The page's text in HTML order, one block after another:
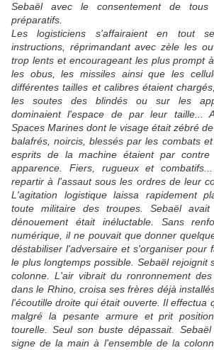
Sebaël avec le consentement de
préparatifs.
Les logisticiens s'affairaient en tout
instructions, réprimandant avec zèle les
trop lents et encourageant les plus prompt
les obus, les missiles ainsi que les
différentes tailles et calibres étaient
les soutes des blindés ou sur les
dominaient l'espace de par leur taille...
Spaces Marines dont le visage était zébré
balafrés, noircis, blessés par les combats
esprits de la machine étaient par
apparence. Fiers, rugueux et
repartir à l'assaut sous les ordres de leur
L'agitation logistique laissa rapidement
toute militaire des troupes. Sebaël
dénouement était inéluctable. Sans
numérique, il ne pouvait que donner
déstabiliser l'adversaire et s'organiser pour
le plus longtemps possible. Sebaël rejoignit
colonne. L'air vibrait du ronronnement
dans le Rhino, croisa ses frères déjà
l'écoutille droite qui était ouverte. Il effectua
malgré la pesante armure et prit
tourelle. Seul son buste dépassait.
signe de la main à l'ensemble de la